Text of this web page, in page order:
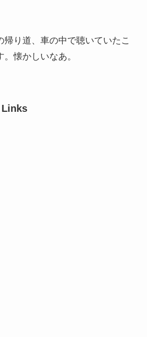
帰り道、車の中で聴いていたこ
懐かしいなあ。
Links